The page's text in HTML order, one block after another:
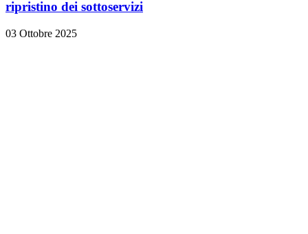
ripristino dei sottoservizi
03 Ottobre 2025